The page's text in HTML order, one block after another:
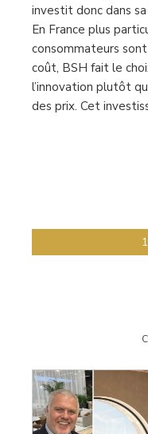
investit donc dans
En France plus
consommateurs
coût, BSH fait le
l’innovation plutôt
des prix. Cet